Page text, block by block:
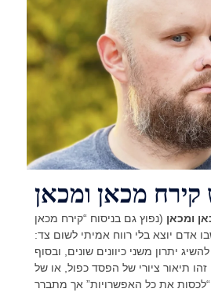
קירח מכאן ומכאן
ומכאן (נפוץ גם בניסוח “קירח מכאן
אדם יוצא בלי רווח אמיתי לשום צד:
יתרון משני כיוונים שונים, ובסוף
זהו תיאור ציורי של הפסד כפול, או של
את כל האפשרויות” אך מתברר